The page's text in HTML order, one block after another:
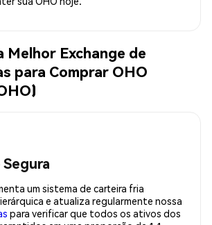
Melhor Exchange de
para Comprar OHO
um sistema de carteira fria
e atualiza regularmente nossa
para verificar que todos os ativos dos